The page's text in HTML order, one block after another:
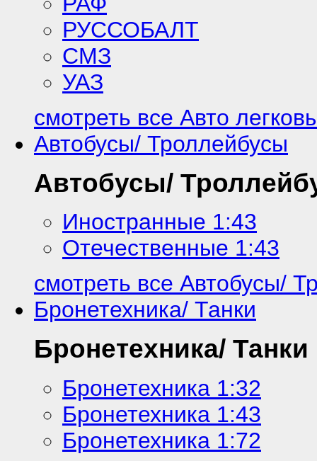
РУССОБАЛТ
СМЗ
УАЗ
смотреть все Авто
Автобусы/ Троллейбусы
Автобусы/
Иностранные 1:43
Отечественные 1:43
смотреть все Автобусы/
Бронетехника/ Танки
Бронетехника/ Танки
Бронетехника 1:32
Бронетехника 1:43
Бронетехника 1:72